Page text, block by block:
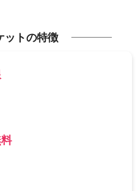
ットの特徴